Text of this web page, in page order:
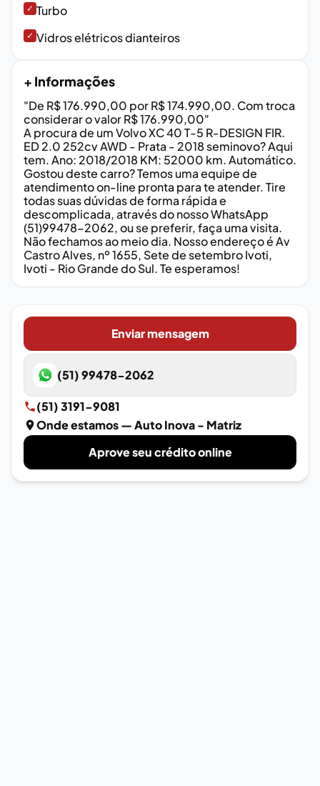
✓ Turbo
✓ Vidros elétricos dianteiros
+ Informações
"De R$ 176.990,00 por R$ 174.990,00. Com troca
considerar o valor R$ 176.990,00"
A procura de um Volvo XC 40 T-5 R-DESIGN FIR.
ED 2.0 252cv AWD - Prata - 2018 seminovo? Aqui
tem. Ano: 2018/2018 KM: 52000 km. Automático.
Gostou deste carro? Temos uma equipe de
atendimento on-line pronta para te atender. Tire
todas suas dúvidas de forma rápida e
descomplicada, através do nosso WhatsApp
(51)99478-2062, ou se preferir, faça uma visita.
Não fechamos ao meio dia. Nosso endereço é Av
Castro Alves, nº 1655, Sete de setembro Ivoti,
Ivoti - Rio Grande do Sul. Te esperamos!
Enviar mensagem
(51) 99478-2062
(51) 3191-9081
Onde estamos— Auto Inova - Matriz
Aprove seu crédito online